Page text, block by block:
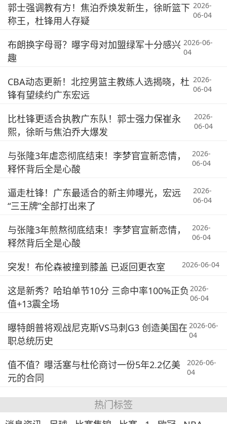
郭士强调教有方！焦泊乔焕发新生，徐昕篮下
称王，杜锋用人存疑
2026-
06-04
布朗换字母哥？曝字母对加盟绿军十分感兴
趣
2026-06-
04
CBA动态更新！北控男篮主教练人选揭晓，杜
锋有望续约广东宏远
2026-
06-04
比杜锋更适合执教广东队！郭士强力保崔永
熙，徐昕与焦泊乔大爆发
2026-
06-04
与张隆3年虐恋彻底结束！李梦官宣新恋情，
释怀背后全是心酸
2026-
06-04
逼走杜锋！广东最适合的新主帅曝光，宏远
“三王牌”全部打出来了
2026-
06-04
与张隆3年煎熬彻底结束！李梦官宣新恋情，
释然背后全是心酸
2026-
06-04
突发！布伦森被撞到膝盖 已返回更衣室 2026-06-04
这是新秀？哈珀单节10分 三命中率100%正负
值+13震全场
2026-
06-04
曝特朗普将观战尼克斯VS马刺G3 创造美国在
职总统历史
2026-06-
04
值不值？曝活塞与杜伦商讨一份5年2.2亿美
元的合同
2026-06-
04
热门标签